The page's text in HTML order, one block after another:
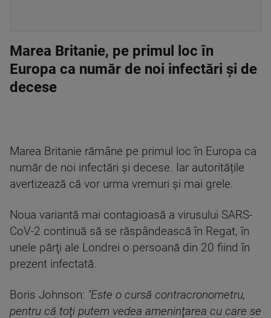
Marea Britanie, pe primul loc în
Europa ca număr de noi infectări și de
decese
Marea Britanie rămâne pe primul loc în Europa ca
număr de noi infectări şi decese. Iar autoritățile
avertizează că vor urma vremuri și mai grele.
Noua variantă mai contagioasă a virusului SARS-
CoV-2 continuă să se răspândească în Regat, în
unele părţi ale Londrei o persoană din 20 fiind în
prezent infectată.
Boris Johnson: "Este o cursă contracronometru,
pentru că toţi putem vedea ameninţarea cu care se